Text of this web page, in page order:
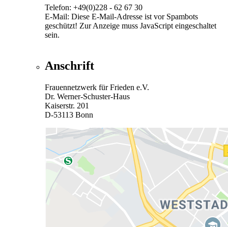
Telefon: +49(0)228 - 62 67 30
E-Mail: Diese E-Mail-Adresse ist vor Spambots
geschützt! Zur Anzeige muss JavaScript eingeschaltet
sein.
Anschrift
Frauennetzwerk für Frieden e.V.
Dr. Werner-Schuster-Haus
Kaiserstr. 201
D-53113 Bonn